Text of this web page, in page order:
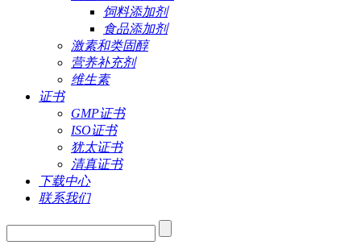
饲料添加剂
食品添加剂
激素和类固醇
营养补充剂
维生素
证书
GMP证书
ISO证书
犹太证书
清真证书
下载中心
联系我们